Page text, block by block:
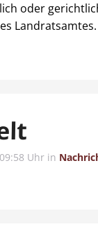
oder
Uhr in